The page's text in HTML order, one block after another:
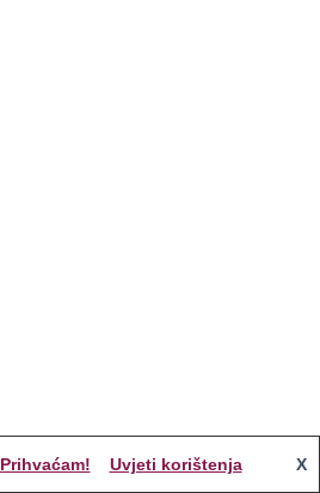
X
Prihvaćam! Uvjeti korištenja